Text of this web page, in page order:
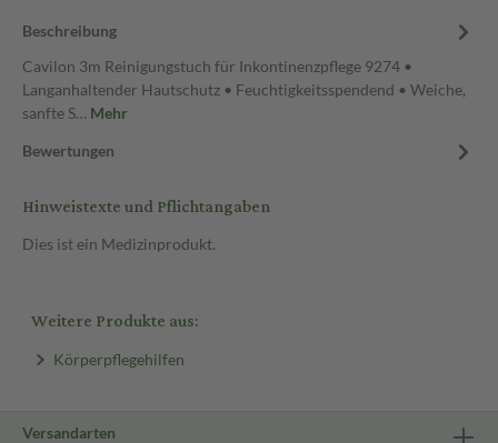
Beschreibung
Cavilon 3m Reinigungstuch für Inkontinenzpflege 9274 •
Langanhaltender Hautschutz • Feuchtigkeitsspendend • Weiche,
sanfte S… Mehr
Bewertungen
Hinweistexte und Pflichtangaben
Dies ist ein Medizinprodukt.
Weitere Produkte aus:
Körperpflegehilfen
Versandarten